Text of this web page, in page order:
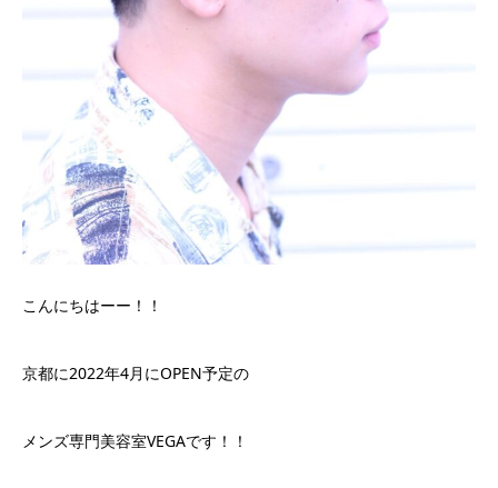
こんにちはーー！！
京都に2022年4月にOPEN予定の
メンズ専門美容室VEGAです！！